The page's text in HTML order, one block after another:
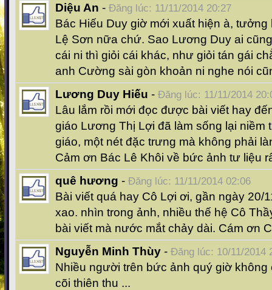
Diệu An - Đăng lúc: 11/11/2014 20:27
Bác Hiếu Duy giờ mới xuất hiện à,
Lệ Sơn nữa chứ. Sao Lương Duy ai
cái ni thì giỏi cái khác, như giỏi tán gái
anh Cường sài gòn khoản ni nghe nói
Lương Duy Hiếu - Đăng lúc: 11/11/2014
Lâu lắm rồi mới đọc được bài viết hay
giáo Lương Thị Lợi đã làm sống lại niềm
giáo, một nét đặc trưng mà không phải
Cảm ơn Bác Lê Khôi về bức ảnh tư liệu
quê hương - Đăng lúc: 11/11/2014 02:06
Bài viết quá hay Cô Lợi ơi, gần ngày 20/
xao. nhìn trong ảnh, nhiều thế hệ Cô
bài viết mà nước mắt chảy dài. Cám ơn
Nguyễn Minh Thùy - Đăng lúc: 10/11/2014
Nhiều người trên bức ảnh quý giờ không
cõi thiên thu ...